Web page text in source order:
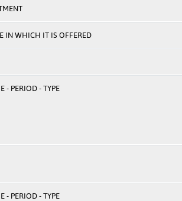
IN WHICH IT IS OFFERED
- PERIOD - TYPE
- PERIOD - TYPE